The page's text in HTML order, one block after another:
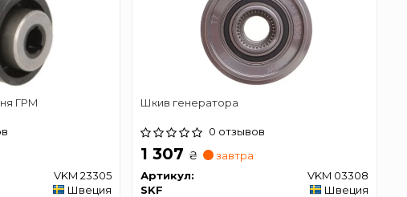
ГРМ
VKM 23305
Швеция
Шкив генератора
0 отзывов
1 307 ₴
завтра
Артикул:
VKM 03308
SKF
Швеция